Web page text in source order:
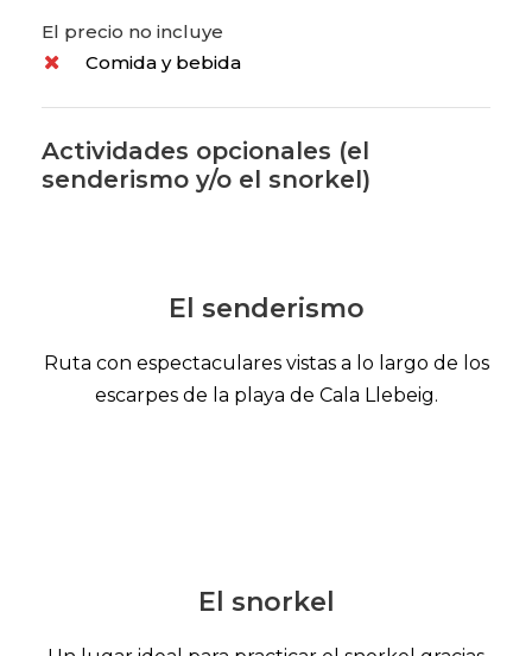
El precio no incluye
Comida y bebida
Actividades opcionales (el
senderismo y/o el snorkel)
El senderismo
Ruta con espectaculares vistas a lo largo de los
escarpes de la playa de Cala Llebeig.
El snorkel